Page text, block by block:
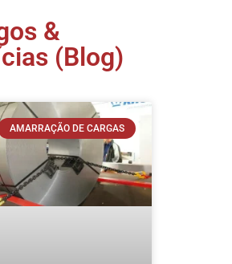
&
(Blog)
AMARRAÇÃO DE CARGAS